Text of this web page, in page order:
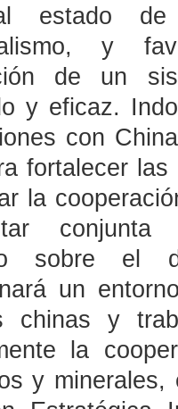
estado de
y
de un
y eficaz.
con
fortalecer
la
sobre el
un
chinas y
la
y